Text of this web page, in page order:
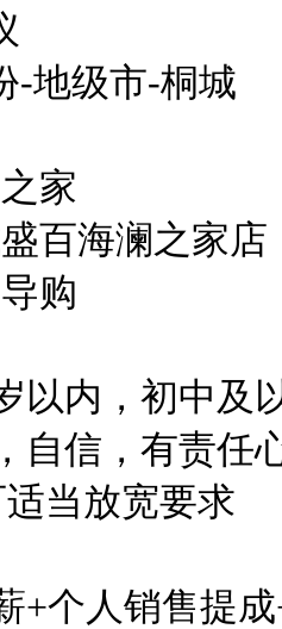
-地级市-桐城
家
百海澜之家店
购
以内，初中及
自信，有责任
当放宽要求
+个人销售提